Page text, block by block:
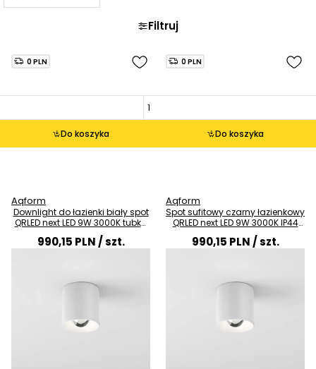
Filtruj
Do koszyka
0 PLN
Aqform
Downlight do łazienki biały spot
QRLED next LED 9W 3000K tubka
do łazienki IP44 47063-M930-
W3-00-13
990,15 PLN/ szt.
Do koszyka
0 PLN
Aqform
Spot sufitowy czarny łazienkowy
QRLED next LED 9W 3000K IP44
tubka 47063-M930-W3-00-12
990,15 PLN/ szt.